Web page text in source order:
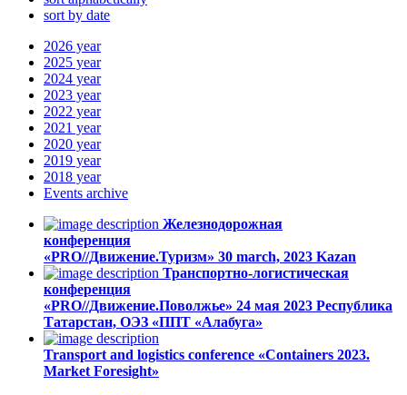
sort by date
2026 year
2025 year
2024 year
2023 year
2022 year
2021 year
2020 year
2019 year
2018 year
Events archive
Железнодорожная
конференция
«PRO//Движение.Туризм» 30 march, 2023 Kazan
Транспортно-логистическая
конференция
«PRO//Движение.Поволжье» 24 мая 2023 Республика
Татарстан, ОЭЗ «ППТ «Алабуга»
Transport and logistics conference «Containers 2023.
Market Foresight»